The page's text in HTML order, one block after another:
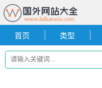
首页 类型